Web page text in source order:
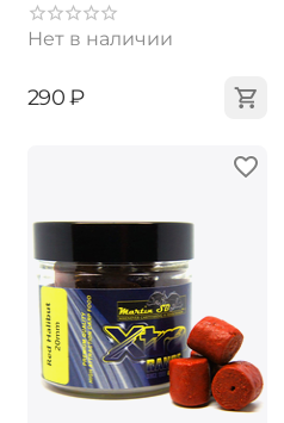
Нет в наличии
‍290‍ ₽